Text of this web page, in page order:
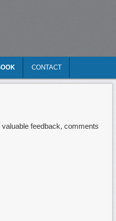
CONTACT
feedback, comments
pas a trouver le reglage en